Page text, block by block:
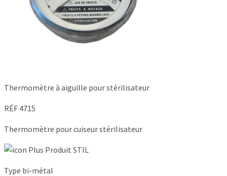
Thermomètre à aiguille pour stérilisateur
RÉF 4715
Thermomètre pour cuiseur stérilisateur
Type bi-métal